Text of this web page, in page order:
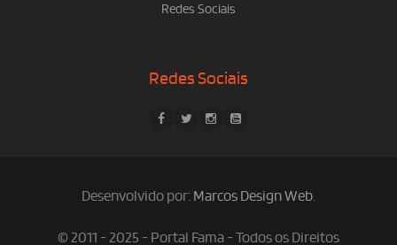
Redes Sociais
Redes Sociais
Desenvolvido por: Marcos Design Web.
© 2011 - 2025 - Portal Fama - Todos os Direitos